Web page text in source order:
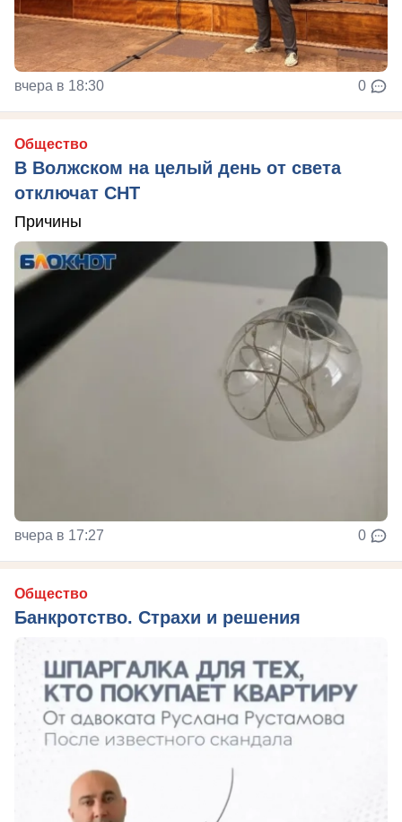
вчера в 18:30 0
Общество
В Волжском на целый день от света
отключат СНТ
Причины
вчера в 17:27 0
Общество
Банкротство. Страхи и решения